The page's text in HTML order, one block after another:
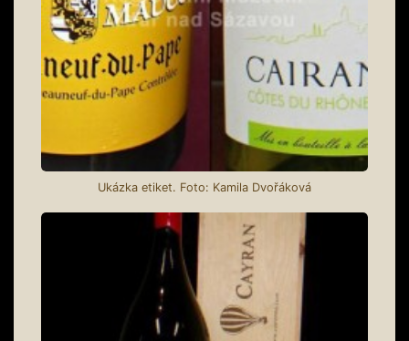
Ukázka etiket. Foto: Kamila Dvořáková